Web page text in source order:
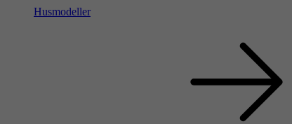
Husmodeller